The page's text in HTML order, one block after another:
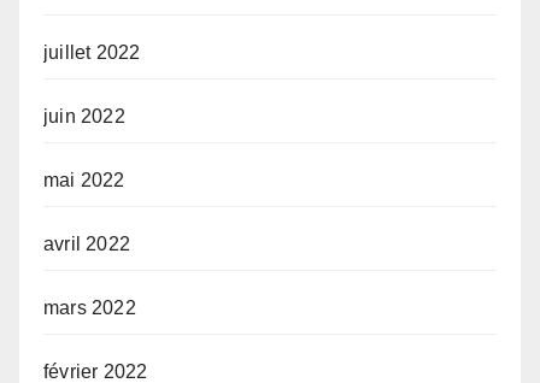
juillet 2022
juin 2022
mai 2022
avril 2022
mars 2022
février 2022